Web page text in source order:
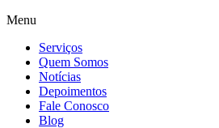
Menu
Serviços
Quem Somos
Notícias
Depoimentos
Fale Conosco
Blog